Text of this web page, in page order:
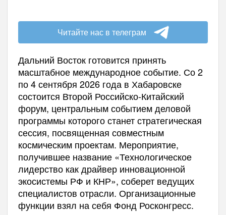
Читайте нас в телеграм
Дальний Восток готовится принять
масштабное международное событие. Со 2
по 4 сентября 2026 года в Хабаровске
состоится Второй Российско-Китайский
форум, центральным событием деловой
программы которого станет стратегическая
сессия, посвященная совместным
космическим проектам. Мероприятие,
получившее название «Технологическое
лидерство как драйвер инновационной
экосистемы РФ и КНР», соберет ведущих
специалистов отрасли. Организационные
функции взял на себя Фонд Росконгресс.